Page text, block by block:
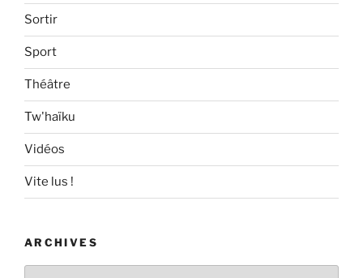
Sortir
Sport
Théâtre
Tw'haïku
Vidéos
Vite lus !
ARCHIVES